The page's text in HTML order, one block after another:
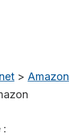
> Amazon
: